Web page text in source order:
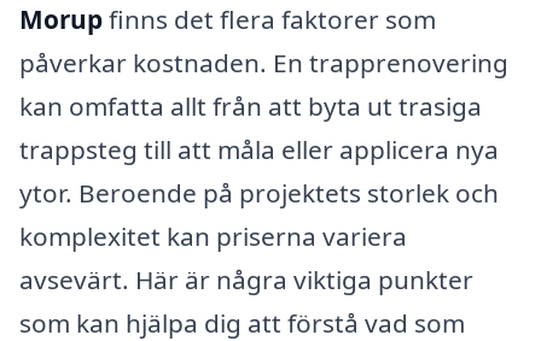
Morupfinns det flera faktorer som
påverkar kostnaden. En trapprenovering
kan omfatta allt från att byta ut trasiga
trappsteg till att måla eller applicera nya
ytor. Beroende på projektets storlek och
komplexitet kan priserna variera
avsevärt. Här är några viktiga punkter
som kan hjälpa dig att förstå vad som